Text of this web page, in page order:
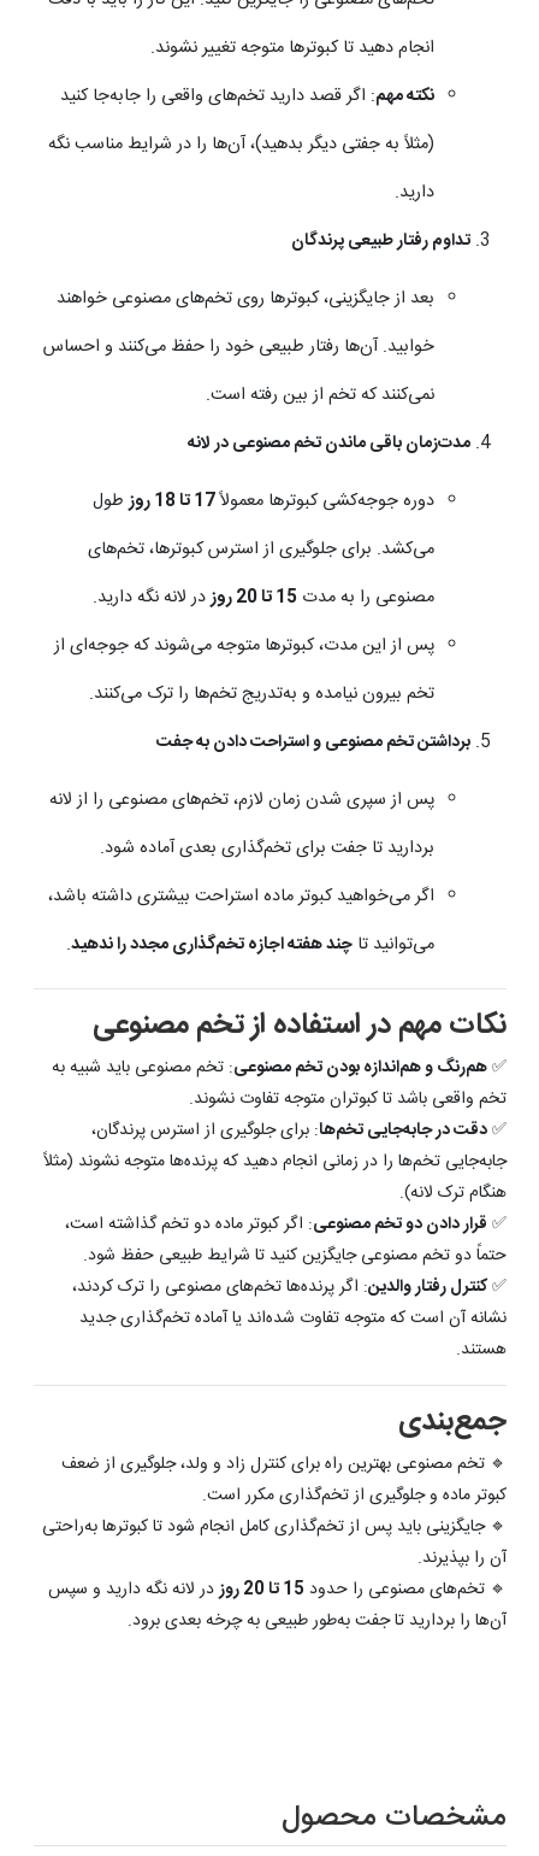
انجام دهید تا کبوترها متوجه تغییر نشوند.
نکته مهم: اگر قصد دارید تخم‌های واقعی را جابه‌جا کنید
(مثلاً به جفتی دیگر بدهید)، آن‌ها را در شرایط مناسب نگه
دارید.
تداوم رفتار طبیعی پرندگان
بعد از جایگزینی، کبوترها روی تخم‌های مصنوعی خواهند
خوابید. آن‌ها رفتار طبیعی خود را حفظ می‌کنند و احساس
نمی‌کنند که تخم از بین رفته است.
مدت‌زمان باقی ماندن تخم مصنوعی در لانه
دوره جوجه‌کشی کبوترها معمولاً17 تا 18 روز
طول
می‌کشد. برای جلوگیری از استرس کبوترها، تخم‌های
مصنوعی را به مدت15 تا 20 روز
در لانه نگه دارید.
پس از این مدت، کبوترها متوجه می‌شوند که جوجه‌ای از
تخم بیرون نیامده و به‌تدریج تخم‌ها را ترک می‌کنند.
برداشتن تخم مصنوعی و استراحت دادن به جفت
پس از سپری شدن زمان لازم، تخم‌های مصنوعی را از لانه
بردارید تا جفت برای تخم‌گذاری بعدی آماده شود.
اگر می‌خواهید کبوتر ماده استراحت بیشتری داشته باشد،
می‌توانید تاچند هفته اجازه تخم‌گذاری مجدد را ندهید.
نکات مهم در استفاده از تخم مصنوعی
✅هم‌رنگ و هم‌اندازه بودن تخم مصنوعی: تخم مصنوعی باید شبیه به
تخم واقعی باشد تا کبوتران متوجه تفاوت نشوند.
✅دقت در جابه‌جایی تخم‌ها: برای جلوگیری از استرس پرندگان،
جابه‌جایی تخم‌ها را در زمانی انجام دهید که پرنده‌ها متوجه نشوند (مثلاً
هنگام ترک لانه).
✅ قرار دادن دو تخم مصنوعی: اگر کبوتر ماده دو تخم گذاشته است،
حتماً دو تخم مصنوعی جایگزین کنید تا شرایط طبیعی حفظ شود.
✅کنترل رفتار والدین: اگر پرنده‌ها تخم‌های مصنوعی را ترک کردند،
نشانه آن است که متوجه تفاوت شده‌اند یا آماده تخم‌گذاری جدید
هستند.
جمع‌بندی
🔹 تخم مصنوعی بهترین راه برای کنترل زاد و ولد، جلوگیری از ضعف
کبوتر ماده و جلوگیری از تخم‌گذاری مکرر است.
🔹 جایگزینی باید پس از تخم‌گذاری کامل انجام شود تا کبوترها به‌راحتی
آن را بپذیرند.
🔹 تخم‌های مصنوعی را حدود 15 تا 20 روز
در لانه نگه دارید و سپس
آن‌ها را بردارید تا جفت به‌طور طبیعی به چرخه بعدی برود.
مشخصات محصول